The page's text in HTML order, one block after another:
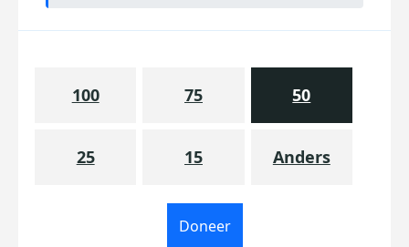
100 75 50
25 15 Anders
Doneer